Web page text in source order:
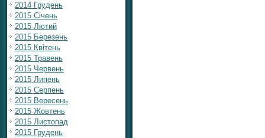
2014 Грудень
2015 Січень
2015 Лютий
2015 Березень
2015 Квітень
2015 Травень
2015 Червень
2015 Липень
2015 Серпень
2015 Вересень
2015 Жовтень
2015 Листопад
2015 Грудень